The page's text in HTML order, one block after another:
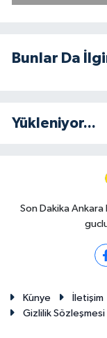
Bunlar Da
Yükleniyor...
Son Dakika
Künye İletişim
Gizlilik Sözleşmesi